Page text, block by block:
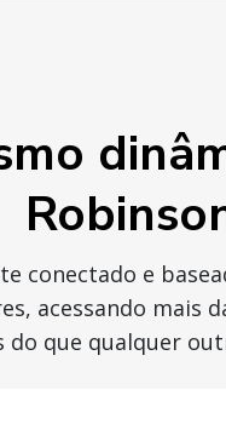
conectado e
acessando
do que qualquer